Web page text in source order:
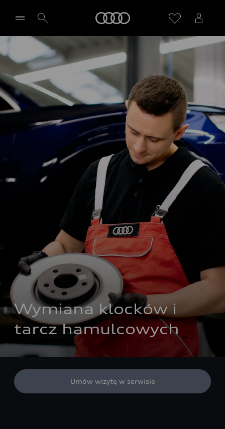
Wybierz Twojego Partnera Audi
Wymiana klocków i
tarcz hamulcowych
Umów wizytę w serwisie